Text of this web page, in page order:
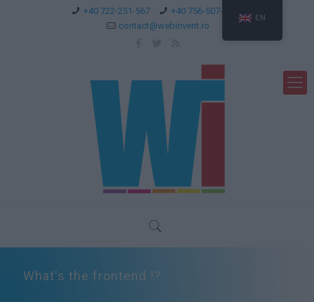
+40 722-251-567
+40 756-507-744
contact@webinvent.ro
What's the frontend !?
EN